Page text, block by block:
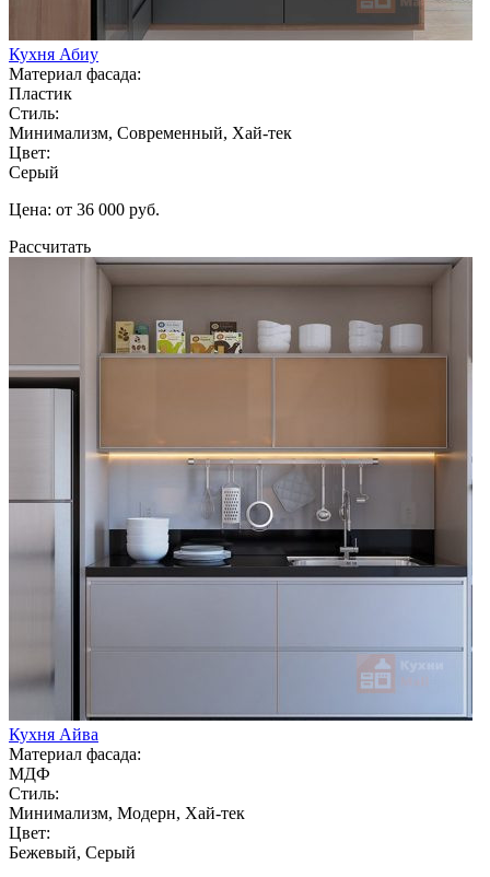
Кухня Абиу
Материал фасада:
Пластик
Стиль:
Минимализм, Современный, Хай-тек
Цвет:
Серый
Цена: от 36 000 руб.
Рассчитать
Кухня Айва
Материал фасада:
МДФ
Стиль:
Минимализм, Модерн, Хай-тек
Цвет:
Бежевый, Серый